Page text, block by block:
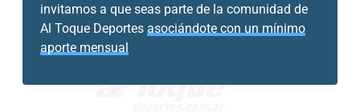
invitamos a que seas parte de la comunidad de
Al Toque Deportes asociándote con un mínimo
aporte mensual